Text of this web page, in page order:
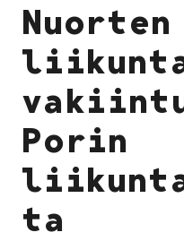
Nuorten
Porin
ta